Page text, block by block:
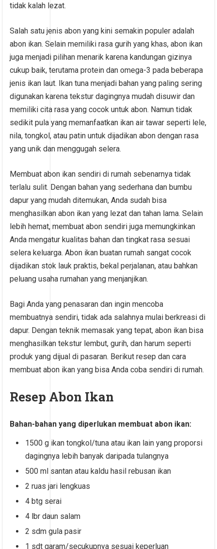
tidak kalah lezat.
Salah satu jenis abon yang kini semakin populer adalah
abon ikan. Selain memiliki rasa gurih yang khas, abon ikan
juga menjadi pilihan menarik karena kandungan gizinya
cukup baik, terutama protein dan omega-3 pada beberapa
jenis ikan laut. Ikan tuna menjadi bahan yang paling sering
digunakan karena tekstur dagingnya mudah disuwir dan
memiliki cita rasa yang cocok untuk abon. Namun tidak
sedikit pula yang memanfaatkan ikan air tawar seperti lele,
nila, tongkol, atau patin untuk dijadikan abon dengan rasa
yang unik dan menggugah selera.
Membuat abon ikan sendiri di rumah sebenarnya tidak
terlalu sulit. Dengan bahan yang sederhana dan bumbu
dapur yang mudah ditemukan, Anda sudah bisa
menghasilkan abon ikan yang lezat dan tahan lama. Selain
lebih hemat, membuat abon sendiri juga memungkinkan
Anda mengatur kualitas bahan dan tingkat rasa sesuai
selera keluarga. Abon ikan buatan rumah sangat cocok
dijadikan stok lauk praktis, bekal perjalanan, atau bahkan
peluang usaha rumahan yang menjanjikan.
Bagi Anda yang penasaran dan ingin mencoba
membuatnya sendiri, tidak ada salahnya mulai berkreasi di
dapur. Dengan teknik memasak yang tepat, abon ikan bisa
menghasilkan tekstur lembut, gurih, dan harum seperti
produk yang dijual di pasaran. Berikut resep dan cara
membuat abon ikan yang bisa Anda coba sendiri di rumah.
Resep Abon Ikan
Bahan-bahan yang diperlukan membuat abon ikan:
1500 g ikan tongkol/tuna atau ikan lain yang proporsi
dagingnya lebih banyak daripada tulangnya
500 ml santan atau kaldu hasil rebusan ikan
2 ruas jari lengkuas
4 btg serai
4 lbr daun salam
2 sdm gula pasir
1 sdt garam/secukupnya sesuai keperluan